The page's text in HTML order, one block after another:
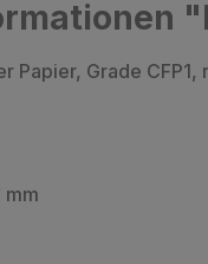
Papier, Grade CFP1,
mm